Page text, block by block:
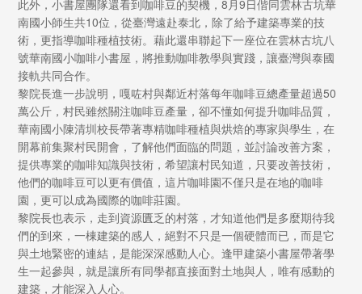
此外，小書屋團隊還看到咖啡豆的契機，8月9日偕同雲林古坑華
南國小師生共10位，從臺灣遠赴泰北，除了給予建築專業的技
術，更指導咖啡種植技術。藉此還串聯起下一座位在雲林古坑八
號華南國小咖啡小書屋，將推動咖啡教學與實踐，讓臺灣與泰國
接軌共同合作。
黎院長進一步說明，嘎咗村與鄰近村落每年咖啡豆總產量超過50
萬公斤，村民雖然關注咖啡豆產量，卻不懂如何提升咖啡品質，
華南國小陳清圳校長帶著專精咖啡種植與烘焙的專家與學生，在
開幕前集聚村民開會，了解他們面臨的問題，並討論改善方案，
提供專業的咖啡知識與技術，希望讓村民知道，只要改善技術，
他們的咖啡豆可以更有價值，這片咖啡園不僅只是在地的咖啡
園，更可以成為國際的咖啡莊園。
黎院長也表示，走到資源匱乏的村落，才知道他們是多麼期待我
們的到來，一棟建築的感人，絕對不只是一個硬體而已，而是它
與土地緊密的連結，是能深深感動人心。逢甲建築小書屋帶著學
生一起參與，就是讓所有同學都直接面對土地與人，唯有感動的
建築，才能深入人心。